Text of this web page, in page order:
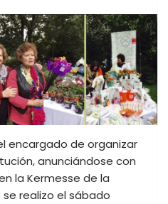
encargado de organizar
anunciándose con
la Kermesse de la
realizo el sábado